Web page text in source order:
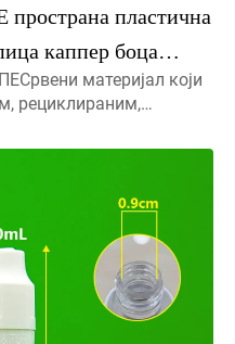
пространа пластична
каппер боца
материјал који
рециклираним,
15мл контактирајте